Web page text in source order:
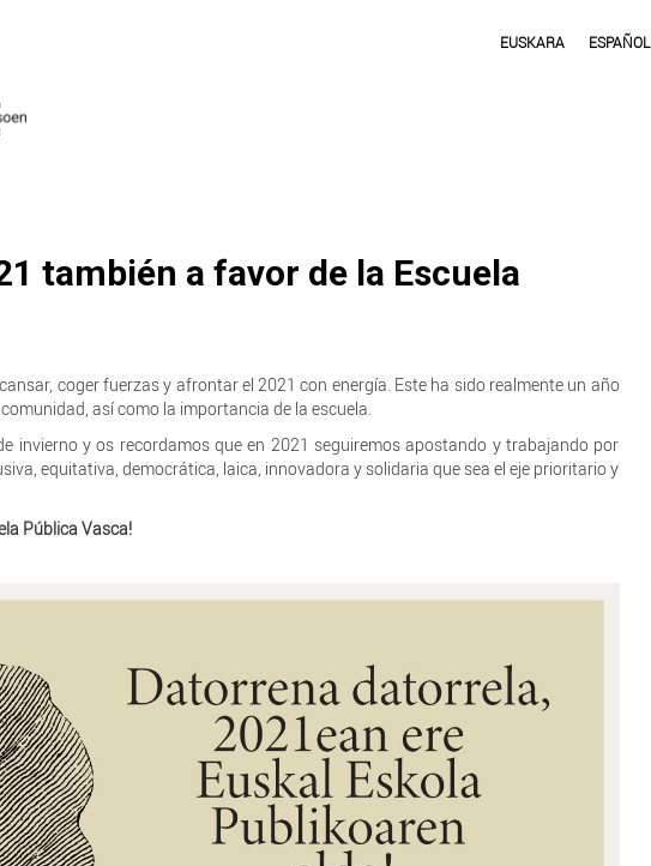
EUSKARA ESPAÑOL
también a favor de la Escuela
coger fuerzas y afrontar el 2021 con energía. Este ha sido realmente un año
así como la importancia de la escuela.
invierno y os recordamos que en 2021 seguiremos apostando y trabajando por
equitativa, democrática, laica, innovadora y solidaria que sea el eje prioritario y
Pública Vasca!